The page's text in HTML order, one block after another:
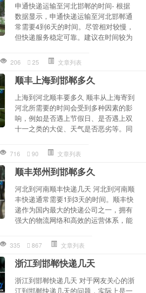
申通快递运输至河北邯郸的时间- 根据
数据显示，申通快递运输至河北邯郸通
常需要4到6天的时间。尽管相对较慢，
但快递服务稳定可靠。建议在时间较为
206 25 文章列表
顺丰上海到邯郸多久
上海到河北顺丰要多久 顺丰从上海寄到
河北所需要的时间会受到多种因素的影
响，例如是否遇上节假日、是否遇上双
十一之类的大促、天气是否恶劣等。同
716 90 文章列表
顺丰郑州到邯郸多久
河北到河南顺丰快递几天 河北到河南顺
丰快递通常需要1到3天的时间。顺丰快
递作为国内最大的快递公司之一，拥有
强大的物流网络和高效的运营体系，能
335 867 文章列表
浙江到邯郸快递几天
浙江到邯郸快递几天 对于网友关心的浙
江到邯郸快递几天的问题，实际上是一